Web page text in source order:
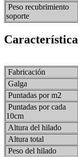
Peso recubrimiento
soporte
Fabricación
Galga
Puntadas por m2
Puntadas por cada
10cm
Altura del hilado
Altura total
Peso del hilado